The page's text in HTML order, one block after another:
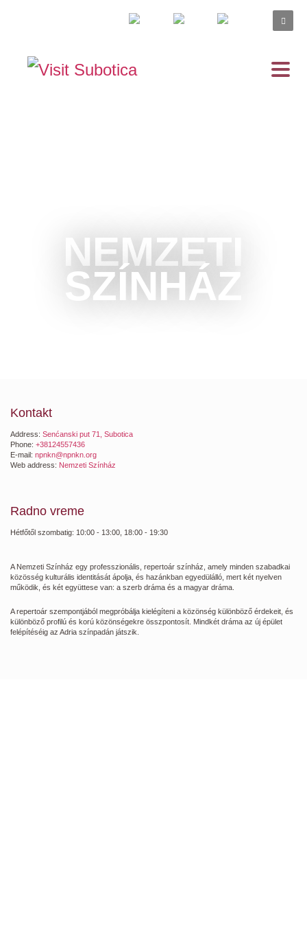
NEMZETI
SZÍNHÁZ
Kontakt
Address: Senćanski put 71, Subotica
Phone: +38124557436
E-mail: npnkn@npnkn.org
Web address: Nemzeti Színház
Radno vreme
Hétfőtől szombatig: 10:00 - 13:00, 18:00 - 19:30
A Nemzeti Színház egy professzionális, repertoár színház, amely minden szabadkai
közösség kulturális identitását ápolja, és hazánkban egyedülálló, mert két nyelven
működik, és két együttese van: a szerb dráma és a magyar dráma.
A repertoár szempontjából megpróbálja kielégíteni a közönség különböző érdekeit, és
különböző profilú és korú közönségekre összpontosít. Mindkét dráma az új épület
felépítéséig az Adria színpadán játszik.